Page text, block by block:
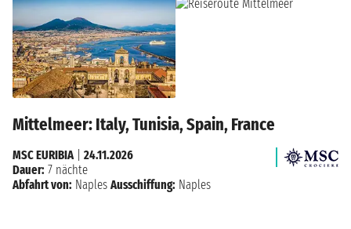
Mittelmeer: Italy, Tunisia, Spain, France
MSC EURIBIA
24.11.2026
Dauer: 7 nächte
Abfahrt von: Naples Ausschiffung: Naples